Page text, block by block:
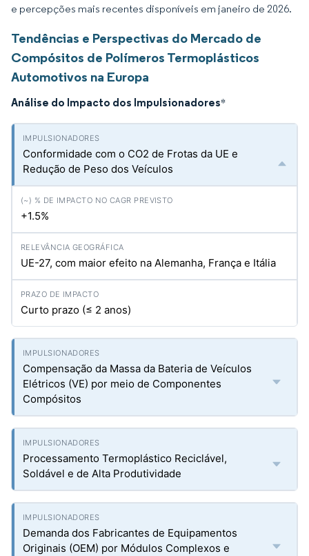
e percepções mais recentes disponíveis em janeiro de 2026.
Tendências e Perspectivas do Mercado de
Compósitos de Polímeros Termoplásticos
Automotivos na Europa
Análise do Impacto dos Impulsionadores*
Conformidade com o CO2 de Frotas da UE e
Redução de Peso dos Veículos
+1.5%
UE-27, com maior efeito na Alemanha, França e Itália
Curto prazo (≤ 2 anos)
Compensação da Massa da Bateria de Veículos
Elétricos (VE) por meio de Componentes
Compósitos
Processamento Termoplástico Reciclável,
Soldável e de Alta Produtividade
Demanda dos Fabricantes de Equipamentos
Originais (OEM) por Módulos Complexos e